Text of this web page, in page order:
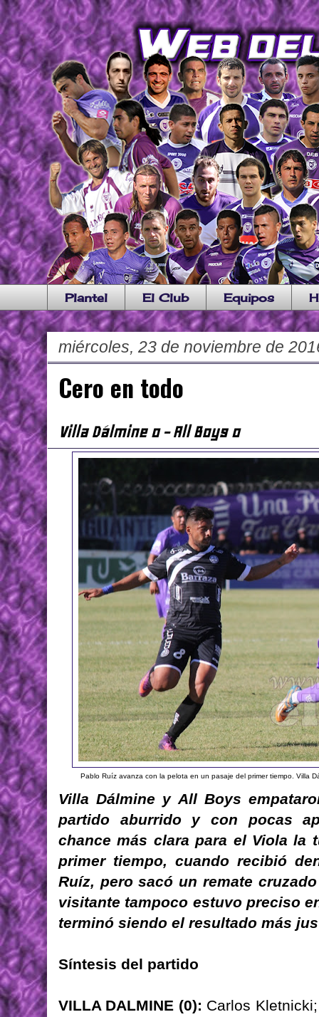
Plantel El Club Equipos
miércoles, 23 de noviembre de
Cero en todo
Villa Dálmine 0 - All Boys 0
Pablo Ruíz avanza con la pelota en un pasaje del primer tiempo. Villa
Villa Dálmine y All Boys
partido aburrido y con pocas
chance más clara para el Viola la
primer tiempo, cuando recibió
Ruíz, pero sacó un remate
visitante tampoco estuvo preciso
terminó siendo el resultado más
Síntesis del partido
VILLA DALMINE (0): Carlos